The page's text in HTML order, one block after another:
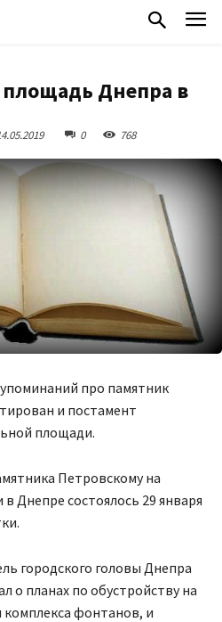
Днепра в
0 768
про памятник
и постамент
площади.
Петровскому на
Днепре состоялось 29 января
городского головы Днепра
о планах по обустройству на
фонтанов, и